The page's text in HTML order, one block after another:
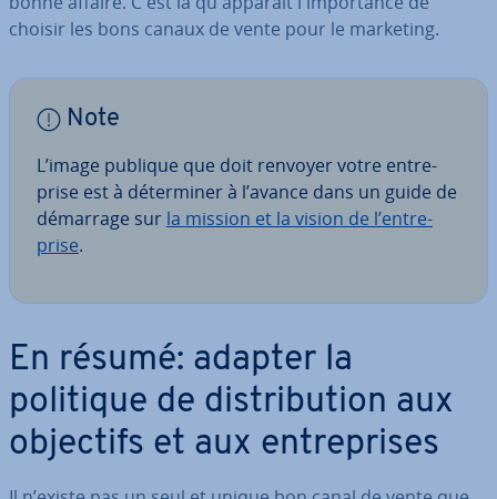
choisir les bons canaux de vente pour le marketing.
Note
L’image publique que doit renvoyer votre en­tre­
prise est à dé­ter­mi­ner à l’avance dans un guide de
démarrage sur la mission et la vision de l’en­tre­
prise.
En résumé: adapter la
politique de dis­tri­bu­tion aux
objectifs et aux en­tre­prises